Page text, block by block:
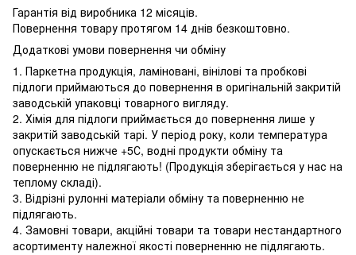
Гарантія від виробника 12 місяців.
Повернення товару протягом 14 днів безкоштовно.
Додаткові умови повернення чи обміну
1. Паркетна продукція, ламіновані, вінілові та пробкові
підлоги приймаються до повернення в оригінальній закритій
заводській упаковці товарного вигляду.
2. Хімія для підлоги приймається до повернення лише у
закритій заводській тарі. У період року, коли температура
опускається нижче +5С, водні продукти обміну та
поверненню не підлягають! (Продукція зберігається у нас на
теплому складі).
3. Відрізні рулонні матеріали обміну та поверненню не
підлягають.
4. Замовні товари, акційні товари та товари нестандартного
асортименту належної якості поверненню не підлягають.